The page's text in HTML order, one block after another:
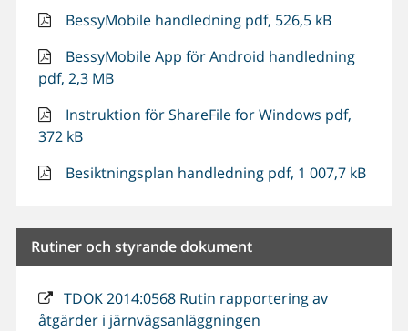
BessyMobile handledning pdf, 526,5 kB
BessyMobile App för Android handledning
pdf, 2,3 MB
Instruktion för ShareFile for Windows pdf,
372 kB
Besiktningsplan handledning pdf, 1 007,7 kB
Rutiner och styrande dokument
TDOK 2014:0568 Rutin rapportering av
åtgärder i järnvägsanläggningen